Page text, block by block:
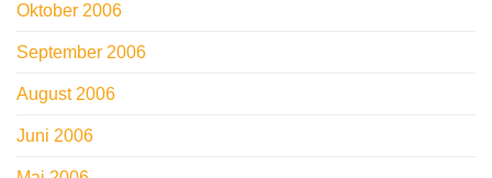
Oktober 2006
September 2006
August 2006
Juni 2006